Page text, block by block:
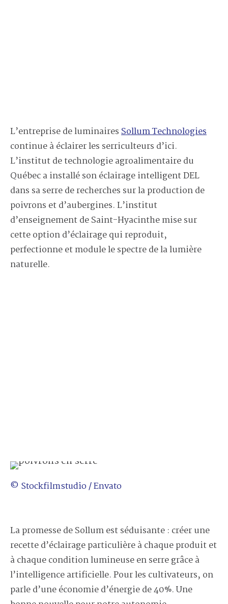
L’entreprise de luminairesSollum Technologies
continue à éclairer les serriculteurs d’ici.
L’institut de technologie agroalimentaire du
Québec a installé son éclairage intelligent DEL
dans sa serre de recherches sur la production de
poivrons et d’aubergines. L’institut
d’enseignement de Saint-Hyacinthe mise sur
cette option d’éclairage qui reproduit,
perfectionne et module le spectre de la lumière
naturelle.
© Stockfilmstudio / Envato
La promesse de Sollum est séduisante : créer une
recette d’éclairage particulière à chaque produit et
à chaque condition lumineuse en serre grâce à
l’intelligence artificielle. Pour les cultivateurs, on
parle d’une économie d’énergie de 40%. Une